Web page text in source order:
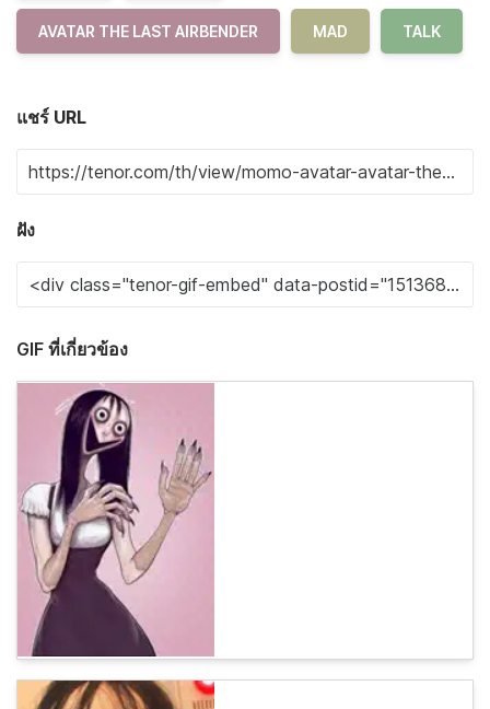
AVATAR THE LAST AIRBENDER MAD TALK
แชร์ URL
ฝัง
GIF ที่เกี่ยวข้อง